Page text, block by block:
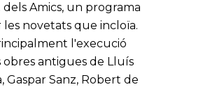
Amics, un programa
novetats que incloïa.
l'execució
obres antigues de Lluís
Gaspar Sanz, Robert de